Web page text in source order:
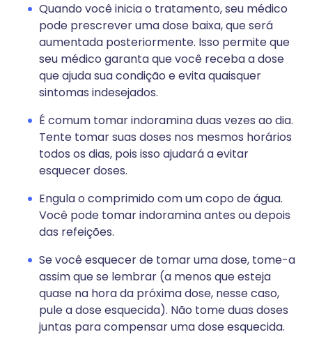
Quando você inicia o tratamento, seu médico
pode prescrever uma dose baixa, que será
aumentada posteriormente. Isso permite que
seu médico garanta que você receba a dose
que ajuda sua condição e evita quaisquer
sintomas indesejados.
É comum tomar indoramina duas vezes ao dia.
Tente tomar suas doses nos mesmos horários
todos os dias, pois isso ajudará a evitar
esquecer doses.
Engula o comprimido com um copo de água.
Você pode tomar indoramina antes ou depois
das refeições.
Se você esquecer de tomar uma dose, tome-a
assim que se lembrar (a menos que esteja
quase na hora da próxima dose, nesse caso,
pule a dose esquecida). Não tome duas doses
juntas para compensar uma dose esquecida.